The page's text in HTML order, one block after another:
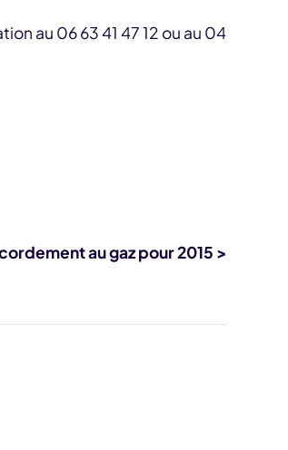
au 06 63 41 47 12 ou au 04
au gaz pour 2015 >